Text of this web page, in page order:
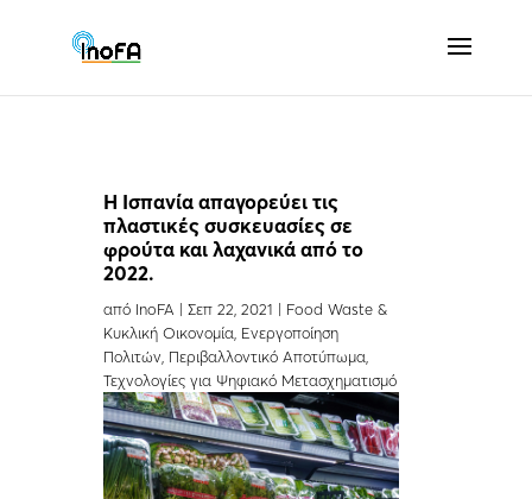
Η Ισπανία απαγορεύει τις
πλαστικές συσκευασίες σε
φρούτα και λαχανικά από το
2022.
από InoFA |Σεπ 22, 2021 | Food Waste &
Κυκλική Οικονομία Ενεργοποίηση
Πολιτών Περιβαλλοντικό Αποτύπωμα
Τεχνολογίες για Ψηφιακό Μετασχηματισμό